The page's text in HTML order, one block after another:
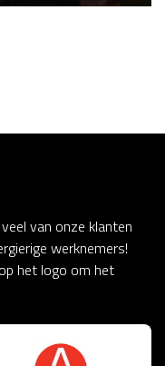
van onze klanten
werknemers!
het logo om het